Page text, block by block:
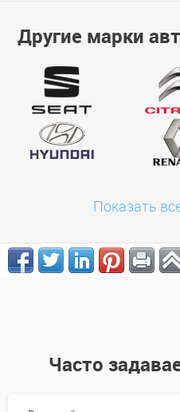
Другие марки
Показать
Часто